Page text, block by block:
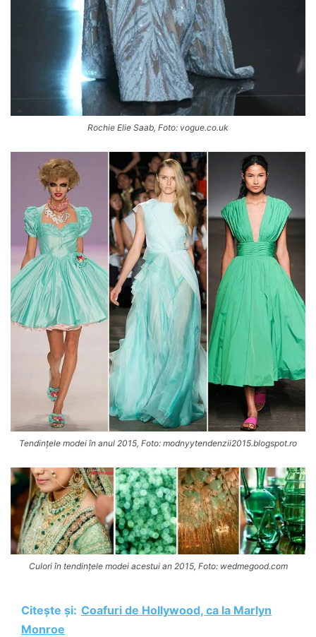
Rochie Elie Saab, Foto: vogue.co.uk
Tendințele modei în anul 2015, Foto: modnyytendenzii2015.blogspot.ro
Culori în tendințele modei acestui an 2015, Foto: wedmegood.com
Citește și: Coafuri de Hollywood, ca la Marlyn
Monroe